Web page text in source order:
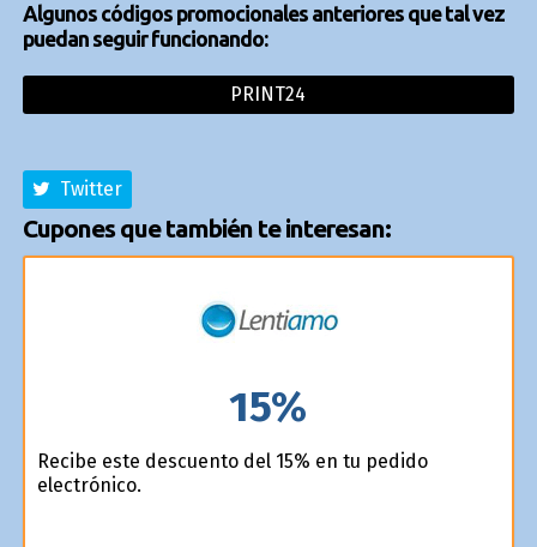
Algunos códigos promocionales anteriores que tal vez
puedan seguir funcionando:
PRINT24
Twitter
Cupones que también te interesan:
15%
Recibe este descuento del 15% en tu pedido
electrónico.